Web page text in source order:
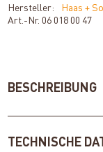
Hersteller:
Haas +
Art.-Nr. 06 018 00 47
BESCHREIBUNG
TECHNISCHE